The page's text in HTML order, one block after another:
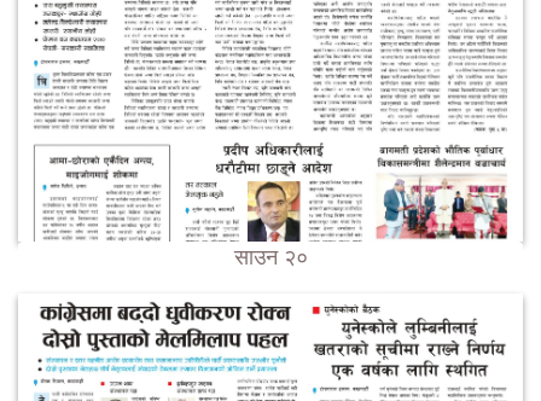
साउन २०